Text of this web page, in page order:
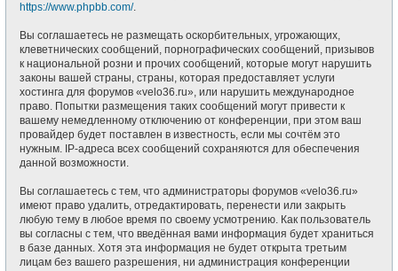
https://www.phpbb.com/.
Вы соглашаетесь не размещать оскорбительных, угрожающих,
клеветнических сообщений, порнографических сообщений, призывов
к национальной розни и прочих сообщений, которые могут нарушить
законы вашей страны, страны, которая предоставляет услуги
хостинга для форумов «velo36.ru», или нарушить международное
право. Попытки размещения таких сообщений могут привести к
вашему немедленному отключению от конференции, при этом ваш
провайдер будет поставлен в известность, если мы сочтём это
нужным. IP-адреса всех сообщений сохраняются для обеспечения
данной возможности.
Вы соглашаетесь с тем, что администраторы форумов «velo36.ru»
имеют право удалить, отредактировать, перенести или закрыть
любую тему в любое время по своему усмотрению. Как пользователь
вы согласны с тем, что введённая вами информация будет храниться
в базе данных. Хотя эта информация не будет открыта третьим
лицам без вашего разрешения, ни администрация конференции